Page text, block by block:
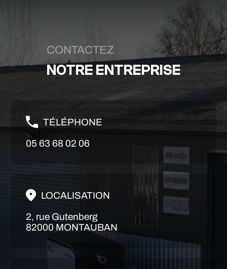
CONTACTEZ
NOTRE ENTREPRISE
TÉLÉPHONE
05 63 68 02 06
LOCALISATION
2, rue Gutenberg
82000 MONTAUBAN